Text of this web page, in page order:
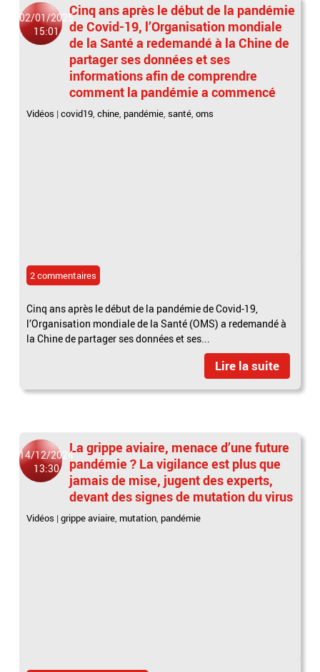
02/01/2025
15:01
Cinq ans après le début de la pandémie
de Covid-19, l’Organisation mondiale
de la Santé a redemandé à la Chine de
partager ses données et ses
informations afin de comprendre
comment la pandémie a commencé
Vidéos |covid19,chine, pandémie,santé,oms
2 commentaires
Cinq ans après le début de la pandémie de Covid-19,
l’Organisation mondiale de la Santé (OMS) a redemandé à
la Chine de partager ses données et ses...
Lire la suite
14/12/2024
13:30
La grippe aviaire, menace d’une future
pandémie ? La vigilance est plus que
jamais de mise, jugent des experts,
devant des signes de mutation du virus
Vidéos |grippe aviaire, mutation, pandémie